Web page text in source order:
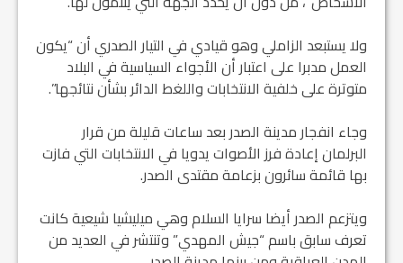
ولا يستبعد الزاملي وهو قيادي في التيار الصدري أن “يكون
العمل مدبرا على اعتبار أن الأجواء السياسية في البلاد
متوترة على خلفية الانتخابات واللغط الدائر بشأن نتائجها”.
وجاء انفجار مدينة الصدر بعد ساعات قليلة من قرار
البرلمان إعادة فرز الأصوات يدويا في الانتخابات التي فازت
بها قائمة سائرون بزعامة مقتدى الصدر.
ويتزعم الصدر أيضا سرايا السلام وهي ميليشيا شيعية كانت
تعرف سابق باسم “جيش المهدي” وتنتشر في العديد من